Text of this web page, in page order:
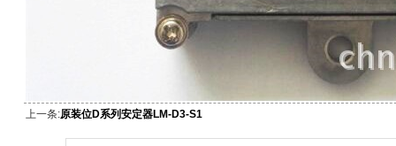
上一条:原装位D系列安定器LM-D3-S1